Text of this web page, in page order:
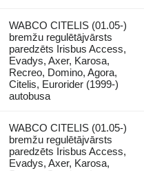
WABCO CITELIS (01.05-)
bremžu regulētājvārsts
paredzēts Irisbus Access,
Evadys, Axer, Karosa,
Recreo, Domino, Agora,
Citelis, Eurorider (1999-)
autobusa
WABCO CITELIS (01.05-)
bremžu regulētājvārsts
paredzēts Irisbus Access,
Evadys, Axer, Karosa,